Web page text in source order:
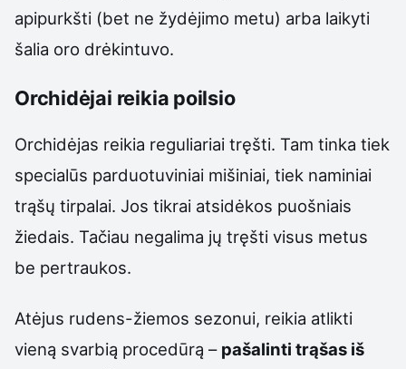
apipurkšti (bet ne žydėjimo metu) arba laikyti
šalia oro drėkintuvo.
Orchidėjai reikia poilsio
Orchidėjas reikia reguliariai tręšti. Tam tinka tiek
specialūs parduotuviniai mišiniai, tiek naminiai
trąšų tirpalai. Jos tikrai atsidėkos puošniais
žiedais. Tačiau negalima jų tręšti visus metus
be pertraukos.
Atėjus rudens-žiemos sezonui, reikia atlikti
vieną svarbią procedūrą – pašalinti trąšas iš